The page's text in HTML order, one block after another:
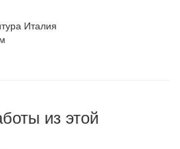
Италия
из этой